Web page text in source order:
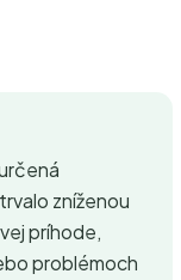
zníženou
príhode,
problémoch